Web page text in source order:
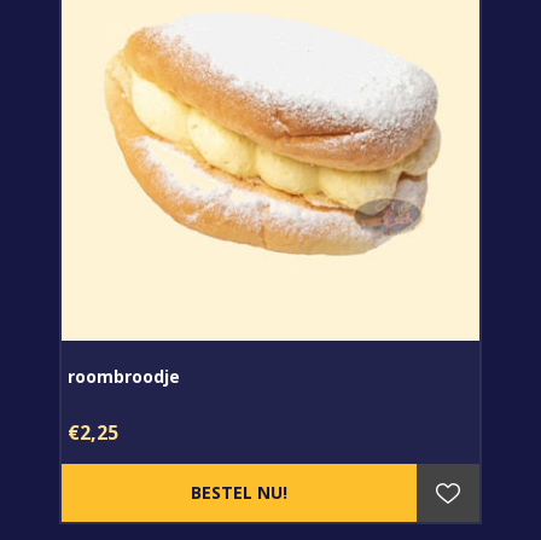
roombroodje
€2,25